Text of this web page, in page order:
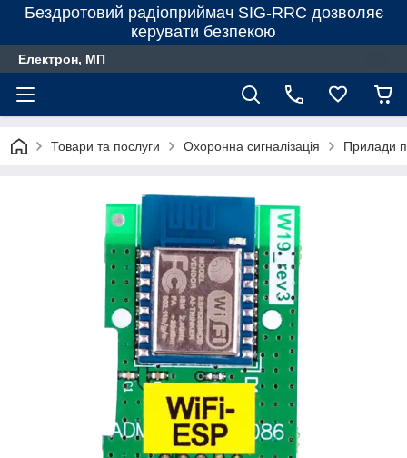
Бездротовий радіоприймач SIG-RRC дозволяє
керувати безпекою
Електрон, МП
Товари та послуги Охоронна сигналізація Прилади